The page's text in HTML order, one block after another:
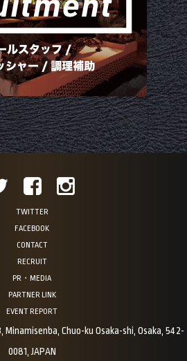
TWITTER
FACEBOOK
CONTACT
RECRUIT
PR・MEDIA
PARTNER LINK
EVENT REPORT
Minamisenba, Chuo-ku Osaka-shi, Osaka, 542-
0081, JAPAN